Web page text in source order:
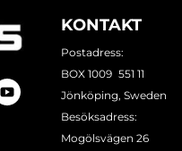
KONTAKT
Postadress:
BOX 1009 551 11
Jönköping, Sweden
Besöksadress:
Mogölsvägen 26